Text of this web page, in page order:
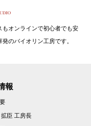
オンラインで初心者でも安
のバイオリン工房です。
報
臣 工房長